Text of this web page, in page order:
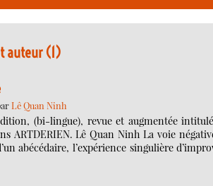
auteur (1)
Lê Quan Ninh
(bi-lingue), revue et augmentée
ARTDERIEN. Lê Quan Ninh La voie
abécédaire, l’expérience singulière